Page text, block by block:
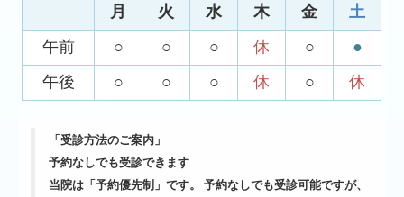
月 火 水 木 金
土
午前
○ ○ ○ 休 ○
●
午後
○ ○ ○ 休 ○ 休
「受診方法のご案内」
予約なしでも受診できます
当院は「予約優先制」です。 予約なしでも受診可能ですが、